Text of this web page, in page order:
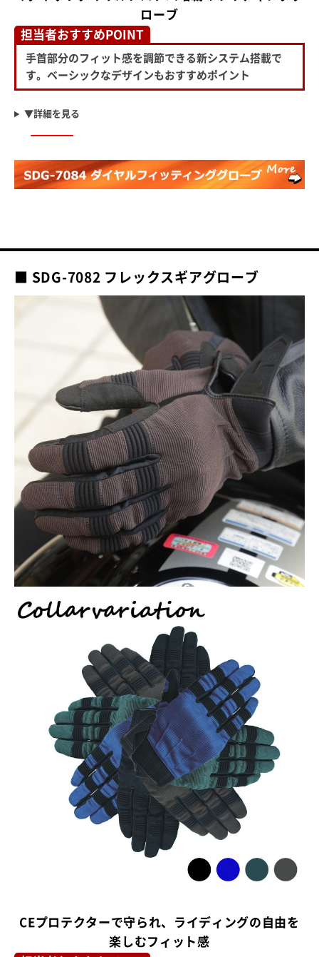
ローブ
担当者おすすめPOINT
手首部分のフィット感を調節できる新システム搭載で
す。ベーシックなデザインもおすすめポイント
▼詳細を見る
■ SDG-7082 フレックスギアグローブ
CEプロテクターで守られ、ライディングの自由を
楽しむフィット感